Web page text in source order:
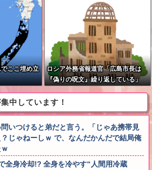
ここ埋め立
ロシア外務省報道官「広島市長は
『偽りの呪文』繰り返している」
中しています！
いつけると弟だと言う。「じゃあ携帯見
じゃねーしｗ で、なんだかんだで結局俺
全身冷却!? 全身を冷やす“人間用冷蔵